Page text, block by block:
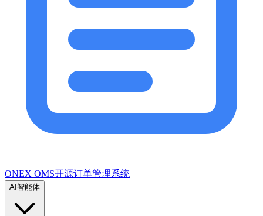
ONEX OMS开源订单管理系统
AI智能体